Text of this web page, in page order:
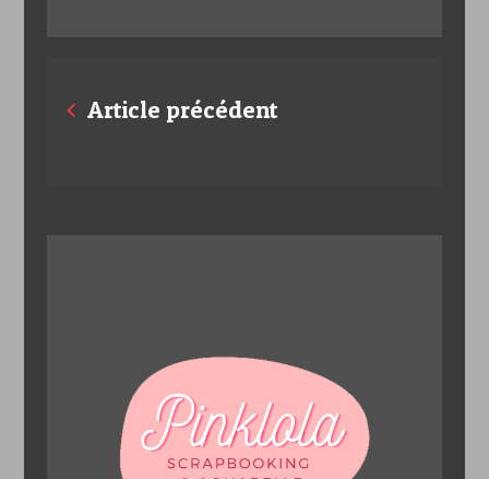
Posts
Article précédent